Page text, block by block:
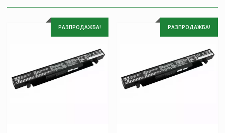
РАЗПРОДАЖБА! РАЗПРОДАЖБА!